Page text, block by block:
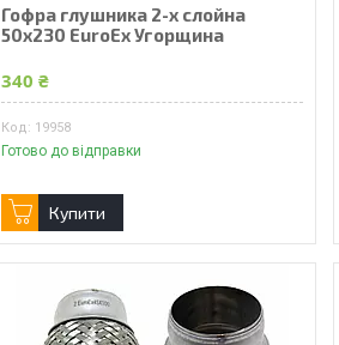
Гофра глушника 2-х слойна
50x230 EuroEx Угорщина
340 ₴
19958
Готово до відправки
Купити